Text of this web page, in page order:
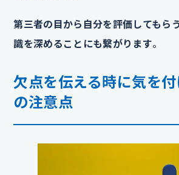
第三者の目から自分を評価してもら
識を深めることにも繋がります。
欠点を伝える時に気を
の注意点